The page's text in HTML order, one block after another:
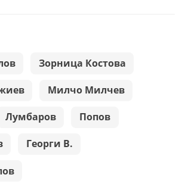
Зорница Костова
Милчо Милчев
Лумбаров Попов
Георги В.